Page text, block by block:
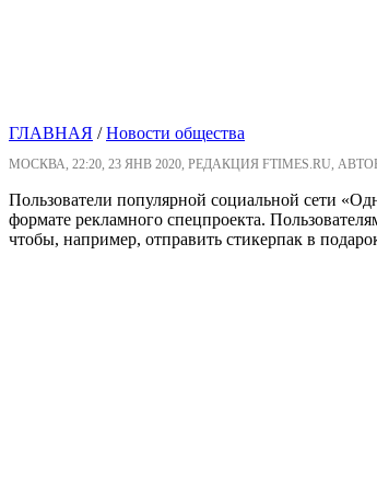
ГЛАВНАЯ /Новости общества
МОСКВА, 22:20, 23 ЯНВ 2020, РЕДАКЦИЯ FTIMES.RU,
Пользователи популярной социальной сети
формате рекламного спецпроекта.
чтобы, например, отправить стикерпак в